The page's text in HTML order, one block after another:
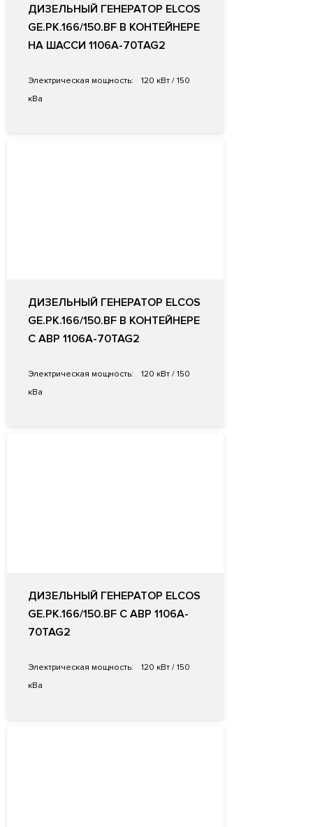
ДИЗЕЛЬНЫЙ ГЕНЕРАТОР ELCOS
GE.PK.166/150.BF В КОНТЕЙНЕРЕ
НА ШАССИ 1106A-70TAG2
Электрическая мощность:
120 кВт / 150
кВа
ДИЗЕЛЬНЫЙ ГЕНЕРАТОР ELCOS
GE.PK.166/150.BF В КОНТЕЙНЕРЕ
С АВР 1106A-70TAG2
Электрическая мощность:
120 кВт / 150
кВа
ДИЗЕЛЬНЫЙ ГЕНЕРАТОР ELCOS
GE.PK.166/150.BF С АВР 1106A-
70TAG2
Электрическая мощность:
120 кВт / 150
кВа